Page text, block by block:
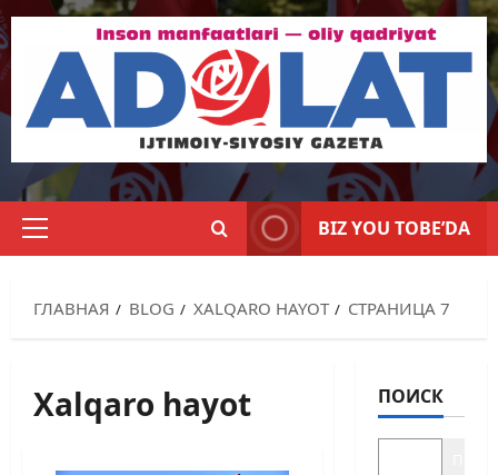
BIZ YOU TOBE’DA
ГЛАВНАЯ BLOG XALQARO HAYOT СТРАНИЦА 7
Xalqaro hayot ПОИСК